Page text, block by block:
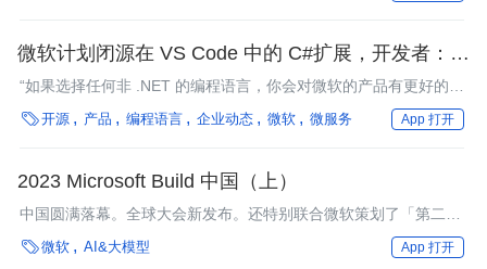
微软计划闭源在 VS Code 中的 C#扩展，开发者：无
法接受的管理者权力滥用行为
“如果选择任何非 .NET 的编程语言，你会对微软的产品有更好的体
验。”
开源 产品 编程语言 企业动态 微软 微服务 App 打开
2023 Microsoft Build 中国（上）
中国圆满落幕。全球大会新发布。还特别联合微软策划了「第二直
播间」。极客传媒主编赵钰莹与微软公司副总裁、微软大中华区首
席运营官康容和微软生态伙伴事业部首席技术官徐明强博士，共同
微软 AI&大模型 App 打开